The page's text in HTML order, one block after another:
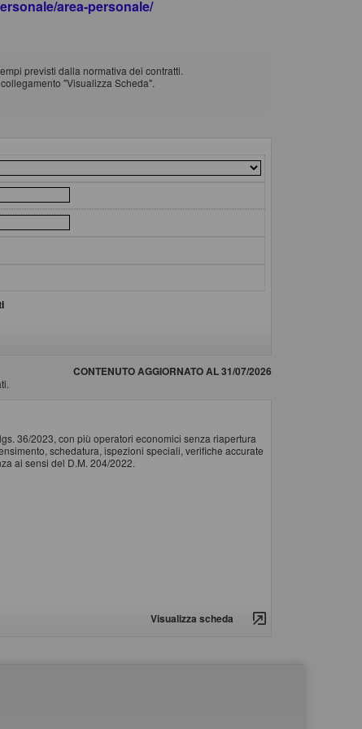
area-personale/
previsti dalla normativa dei contratti.
"Visualizza Scheda".
CONTENUTO AGGIORNATO AL 31/07/2026
36/2023, con più operatori economici senza riapertura
schedatura, ispezioni speciali, verifiche accurate
ai sensi del D.M. 204/2022.
Visualizza scheda